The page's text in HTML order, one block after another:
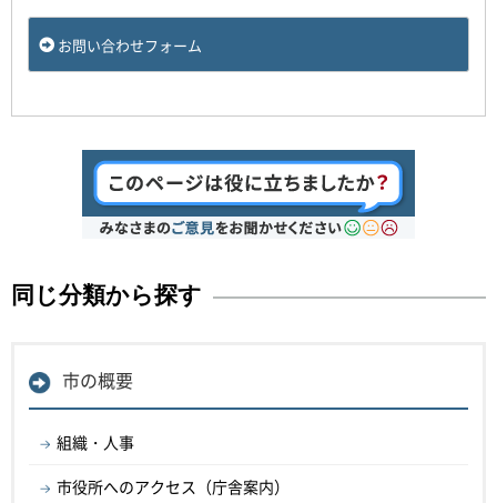
お問い合わせフォーム
同じ分類から探す
市の概要
組織・人事
市役所へのアクセス（庁舎案内）